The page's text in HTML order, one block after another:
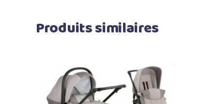
Produits similaires